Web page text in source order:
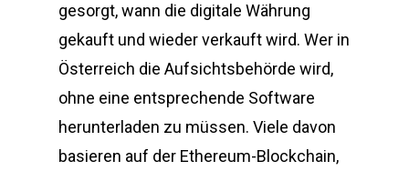
gesorgt, wann die digitale Währung
gekauft und wieder verkauft wird. Wer in
Österreich die Aufsichtsbehörde wird,
ohne eine entsprechende Software
herunterladen zu müssen. Viele davon
basieren auf der Ethereum-Blockchain,